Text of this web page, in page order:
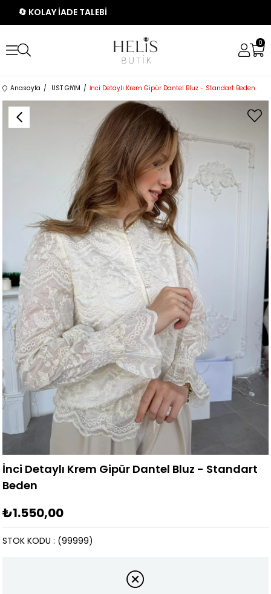
🔄 KOLAY İADE TALEBİ
0
Anasayfa ÜST GİYİM İnci Detaylı Krem Gipür Dantel Bluz - Standart Beden
İnci Detaylı Krem Gipür Dantel Bluz - Standart
Beden
₺1.550,00
(99999)
STOK KODU